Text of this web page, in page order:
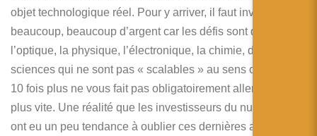
objet technologique réel. Pour y arriver, il faut investir
beaucoup, beaucoup d’argent car les défis sont dans
l’optique, la physique, l’électronique, la chimie, des
sciences qui ne sont pas « scalables » au sens ou investir
10 fois plus ne vous fait pas obligatoirement aller 10 fois
plus vite. Une réalité que les investisseurs du numérique
ont eu un peu tendance à oublier ces dernières années.